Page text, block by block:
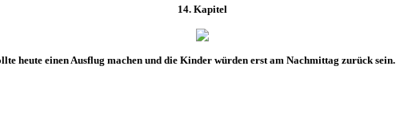
14. Kapitel
heute einen Ausflug machen und die Kinder würden erst am Nachmittag zurück sein.